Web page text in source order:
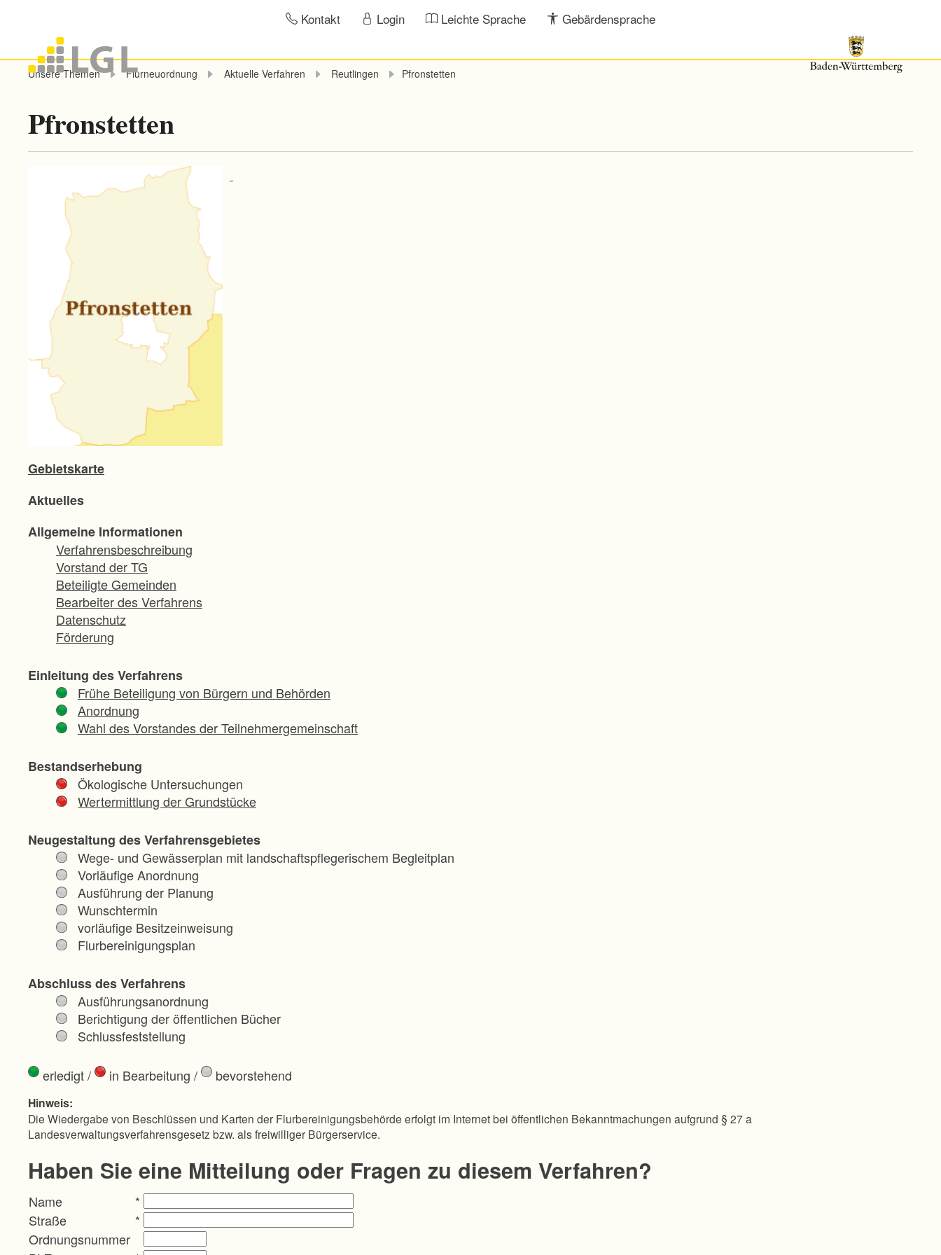
Kontakt Login Leichte Sprache Gebärdensprache
Unsere Themen Flurneuordnung Aktuelle Verfahren Reutlingen Pfronstetten
Pfronstetten
Gebietskarte
Aktuelles
Allgemeine Informationen
Verfahrensbeschreibung
Vorstand der TG
Beteiligte Gemeinden
Bearbeiter des Verfahrens
Datenschutz
Förderung
Einleitung des Verfahrens
Frühe Beteiligung von Bürgern und Behörden
Anordnung
Wahl des Vorstandes der Teilnehmergemeinschaft
Bestandserhebung
Ökologische Untersuchungen
Wertermittlung der Grundstücke
Neugestaltung des Verfahrensgebietes
Wege- und Gewässerplan mit landschaftspflegerischem Begleitplan
Vorläufige Anordnung
Ausführung der Planung
Wunschtermin
vorläufige Besitzeinweisung
Flurbereinigungsplan
Abschluss des Verfahrens
Ausführungsanordnung
Berichtigung der öffentlichen Bücher
Schlussfeststellung
erledigt/ in Bearbeitung / bevorstehend
Hinweis:
Die Wiedergabe von Beschlüssen und Karten der Flurbereinigungsbehörde erfolgt im Internet bei öffentlichen Bekanntmachungen aufgrund § 27 a
Landesverwaltungsverfahrensgesetz bzw. als freiwilliger Bürgerservice.
Haben Sie eine Mitteilung oder Fragen zu diesem Verfahren?
Name
*
Straße
*
Ordnungsnummer